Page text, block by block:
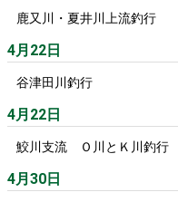
鹿又川・夏井川上流釣行
4月22日
谷津田川釣行
4月22日
鮫川支流 Ｏ川とＫ川釣行
4月30日